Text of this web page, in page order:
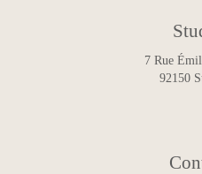
7 Rue
92150